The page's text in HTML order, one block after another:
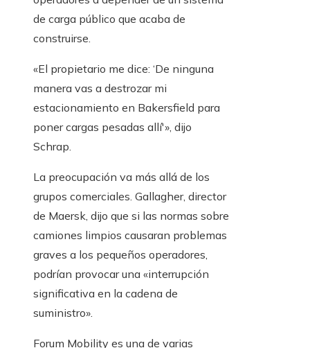
de carga público que acaba de
construirse.
«El propietario me dice: ‘De ninguna
manera vas a destrozar mi
estacionamiento en Bakersfield para
poner cargas pesadas allí'», dijo
Schrap.
La preocupación va más allá de los
grupos comerciales. Gallagher, director
de Maersk, dijo que si las normas sobre
camiones limpios causaran problemas
graves a los pequeños operadores,
podrían provocar una «interrupción
significativa en la cadena de
suministro».
Forum Mobility es una de varias